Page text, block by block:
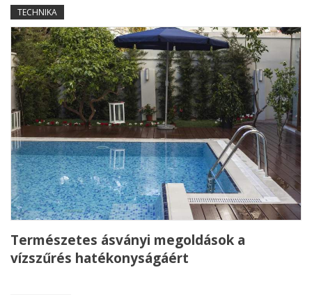
TECHNIKA
Természetes ásványi megoldások a
vízszűrés hatékonyságáért